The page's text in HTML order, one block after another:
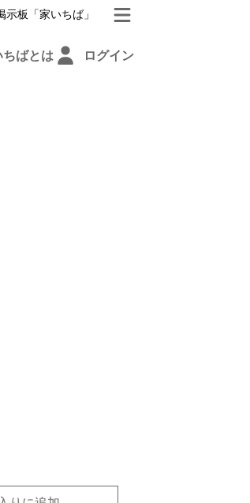
板「家いちば」
ばとは ログイン